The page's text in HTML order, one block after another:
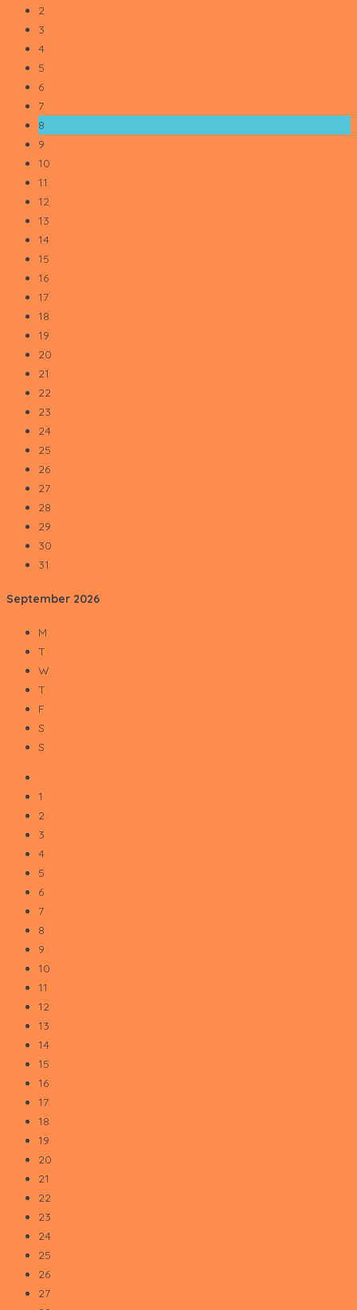
2
3
4
5
6
7
8
9
10
11
12
13
14
15
16
17
18
19
20
21
22
23
24
25
26
27
28
29
30
31
September 2026
M
T
W
T
F
S
S
1
2
3
4
5
6
7
8
9
10
11
12
13
14
15
16
17
18
19
20
21
22
23
24
25
26
27